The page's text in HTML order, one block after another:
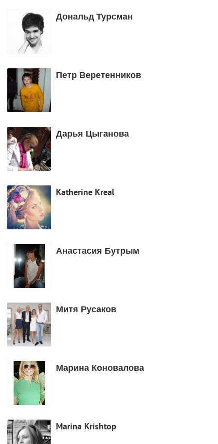
Дональд Турсман
Петр Веретенников
Дарья Цыганова
Katherine Kreal
Анастасия Бутрым
Митя Русаков
Марина Коновалова
Marina Krishtop